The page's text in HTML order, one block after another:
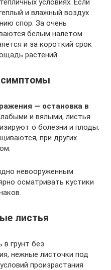
условиях. Если
и влажный воздух
спор. За очень
белым налетом.
и за короткий срок
растений.
симптомы
— остановка в
и вялыми, листья
о болезни и плоды:
при других
невооруженным
осматривать кустики
листья
в грунт без
нежные листочки под
произрастания